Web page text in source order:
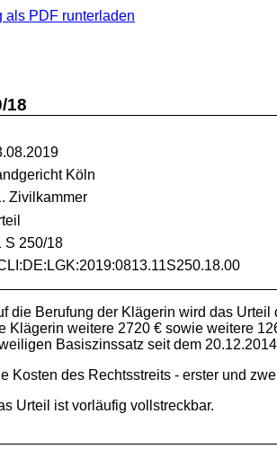
als PDF runterladen
18
Köln
Zivilkammer
S 250/18
die Berufung der Klägerin wird das
Klägerin weitere 2720 € sowie weitere
Basiszinssatz seit dem
Kosten des Rechtsstreits - erster und
Urteil ist vorläufig vollstreckbar.